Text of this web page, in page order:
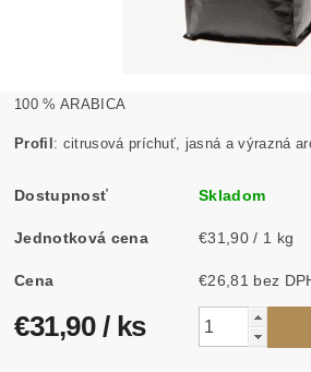
100 % ARABICA
Profil: citrusová príchuť, jasná a výrazná
Dostupnosť Skladom
Jednotková cena €31,90 / 1 kg
Cena €26,81 bez
€31,90 / ks